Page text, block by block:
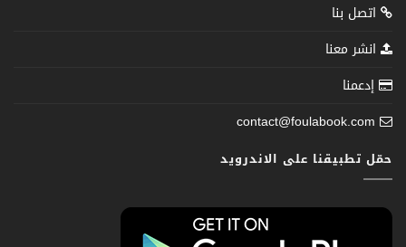
اتصل بنا
انشر معنا
إدعمنا
contact@foulabook.com
حمّل تطبيقنا على الاندرويد